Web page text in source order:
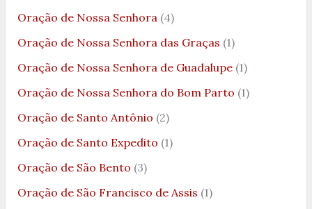
Oração de Nossa Senhora (4)
Oração de Nossa Senhora das Graças (1)
Oração de Nossa Senhora de Guadalupe(1)
Oração de Nossa Senhora do Bom Parto (1)
Oração de Santo Antônio (2)
Oração de Santo Expedito (1)
Oração de São Bento (3)
Oração de São Francisco de Assis (1)